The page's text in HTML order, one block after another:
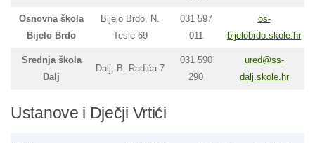
Osnovna škola
Bijelo Brdo
Bijelo Brdo, N.
Tesle 69
031 597
011
os-
bijelobrdo.skole.hr
Srednja škola
Dalj
Dalj, B. Radića 7
031 590
290
ured@ss-
dalj.skole.hr
Ustanove i Dječji Vrtići